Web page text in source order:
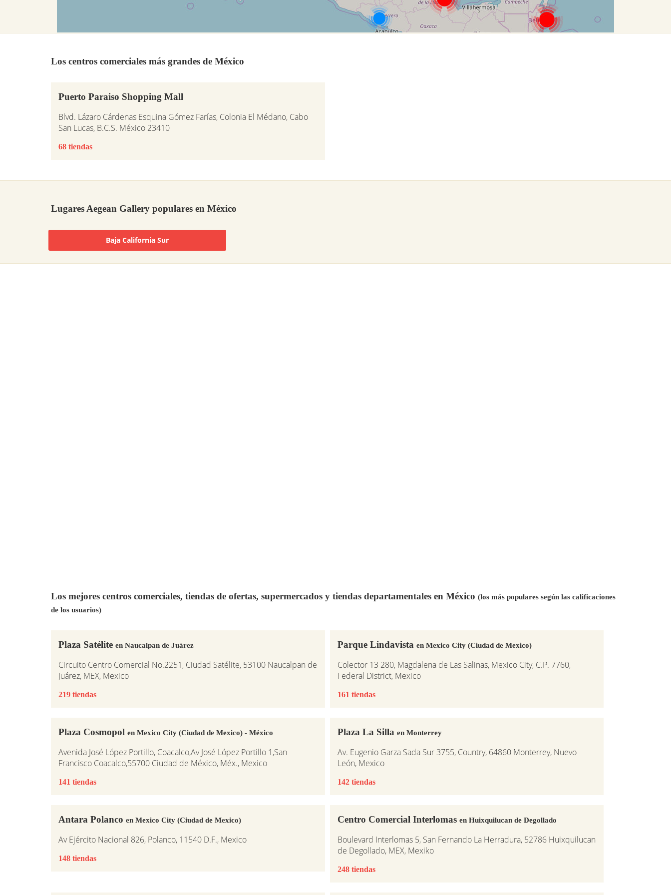
Los centros comerciales más grandes de México
Puerto Paraiso Shopping Mall
Blvd. Lázaro Cárdenas Esquina Gómez Farías, Colonia El Médano, Cabo
San Lucas, B.C.S. México 23410
68 tiendas
Lugares Aegean Gallery populares en México
Baja California Sur
Los mejores centros comerciales, tiendas de ofertas, supermercados y tiendas departamentales en México (los más populares según las calificaciones
de los usuarios)
Plaza Satélite en Naucalpan de Juárez
Circuito Centro Comercial No.2251, Ciudad Satélite, 53100 Naucalpan de
Juárez, MEX, Mexico
219 tiendas
Parque Lindavista en Mexico City (Ciudad de Mexico)
Colector 13 280, Magdalena de Las Salinas, Mexico City, C.P. 7760,
Federal District, Mexico
161 tiendas
Plaza Cosmopol en Mexico City (Ciudad de Mexico) - México
Avenida José López Portillo, Coacalco,Av José López Portillo 1,San
Francisco Coacalco,55700 Ciudad de México, Méx., Mexico
141 tiendas
Plaza La Silla en Monterrey
Av. Eugenio Garza Sada Sur 3755, Country, 64860 Monterrey, Nuevo
León, Mexico
142 tiendas
Antara Polanco en Mexico City (Ciudad de Mexico)
Av Ejército Nacional 826, Polanco, 11540 D.F., Mexico
148 tiendas
Centro Comercial Interlomas en Huixquilucan de Degollado
Boulevard Interlomas 5, San Fernando La Herradura, 52786 Huixquilucan
de Degollado, MEX, Mexiko
248 tiendas